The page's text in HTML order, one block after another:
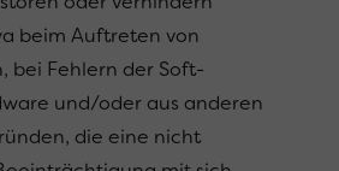
beim Auftreten von
bei Fehlern der Soft-
und/oder aus anderen
die eine nicht